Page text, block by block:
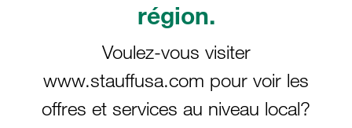
région.
Voulez-vous visiter
www.stauffusa.com pour voir les
offres et services au niveau local?
2 Catégories